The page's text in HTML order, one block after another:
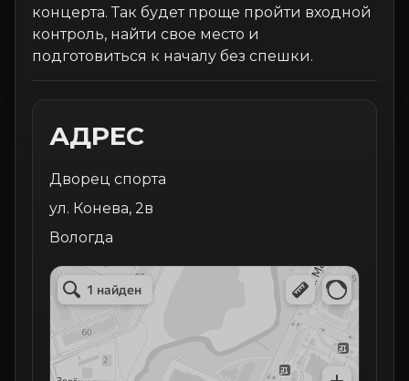
концерта. Так будет проще пройти входной
контроль, найти свое место и
подготовиться к началу без спешки.
АДРЕС
Дворец спорта
ул. Конева, 2в
Вологда